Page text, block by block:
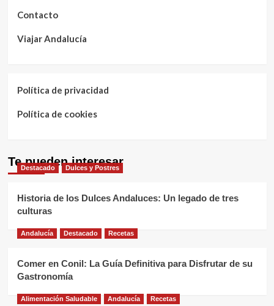
Contacto
Viajar Andalucía
Política de privacidad
Política de cookies
Te pueden interesar
Destacado Dulces y Postres
Historia de los Dulces Andaluces: Un legado de tres
culturas
Andalucía Destacado Recetas
Comer en Conil: La Guía Definitiva para Disfrutar de su
Gastronomía
Alimentación Saludable Andalucía Recetas